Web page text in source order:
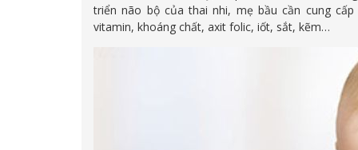
triển não bộ của thai nhi, mẹ bầu cần cung
vitamin, khoáng chất, axit folic, iốt, sắt, kẽm…